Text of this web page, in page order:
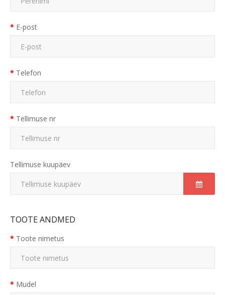
E-post
Telefon
Tellimuse nr
Tellimuse kuupäev
TOOTE ANDMED
Toote nimetus
Mudel